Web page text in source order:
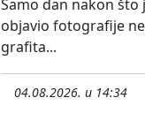
Samo dan nakon što
objavio fotografije
grafita...
04.08.2026. u 14:34